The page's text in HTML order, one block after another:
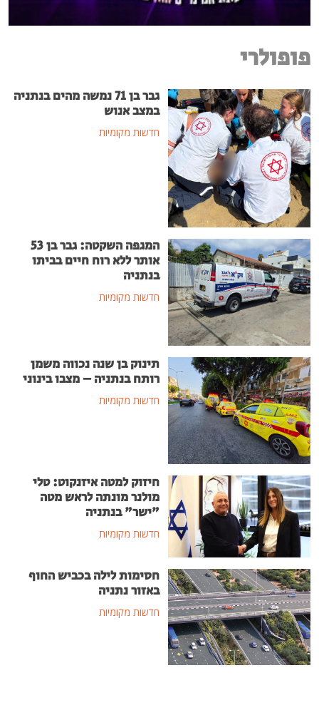
פופולרי
גבר בן 71 נמשה מהים בנתניה
במצב אנוש
חדשות מקומיות
המגפה השקטה: גבר בן 53
אותר ללא רוח חיים בביתו
בנתניה
חדשות מקומיות
תינוק בן שנה נכווה משמן
רותח בנתניה – מצבו בינוני
חדשות מקומיות
חיזוק למטה איזנקוט: טלי
מולנר מונתה לראש מטה
"ישר" בנתניה
חדשות מקומיות
חסימות לילה בכביש החוף
באזור נתניה
חדשות מקומיות